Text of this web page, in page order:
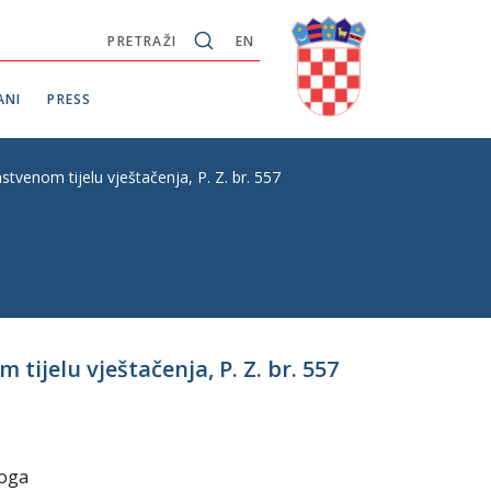
EN
PRETRAŽI
PRESS
tijelu vještačenja, P. Z. br. 557
tijelu vještačenja, P. Z. br. 557